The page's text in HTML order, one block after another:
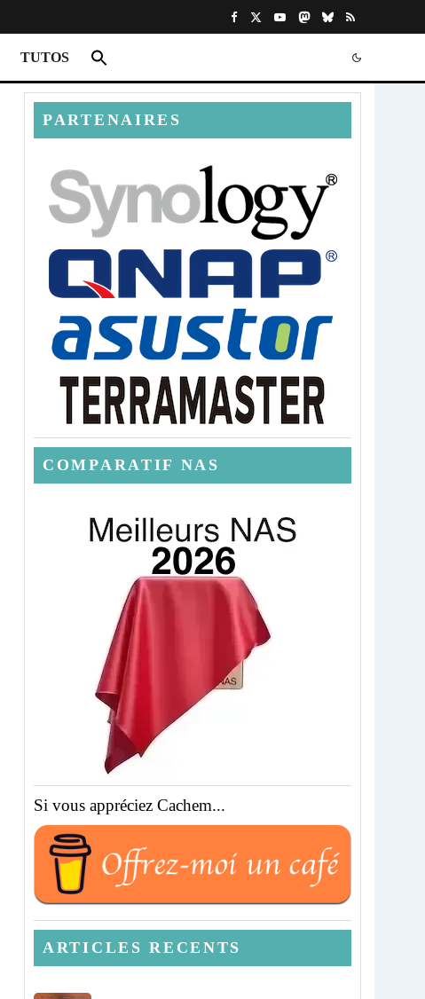
TUTOS
PARTENAIRES
COMPARATIF NAS
Si vous appréciez Cachem...
ARTICLES RECENTS